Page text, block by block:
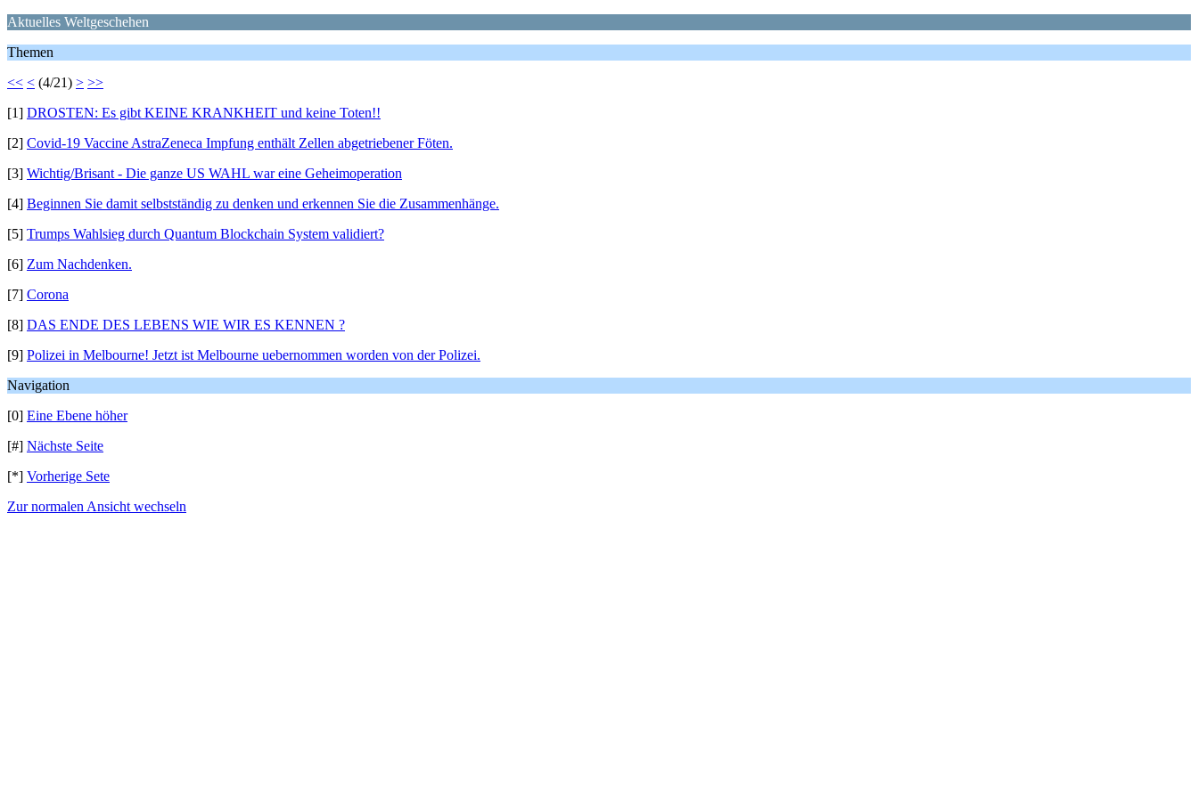
Aktuelles Weltgeschehen
Themen
<< < (4/21) > >>
[1] DROSTEN: Es gibt KEINE KRANKHEIT und keine Toten!!
[2] Covid-19 Vaccine AstraZeneca Impfung enthält Zellen abgetriebener Föten.
[3] Wichtig/Brisant - Die ganze US WAHL war eine Geheimoperation
[4] Beginnen Sie damit selbstständig zu denken und erkennen Sie die Zusammenhänge.
[5] Trumps Wahlsieg durch Quantum Blockchain System validiert?
[6] Zum Nachdenken.
[7] Corona
[8] DAS ENDE DES LEBENS WIE WIR ES KENNEN ?
[9] Polizei in Melbourne! Jetzt ist Melbourne uebernommen worden von der Polizei.
Navigation
[0] Eine Ebene höher
[#] Nächste Seite
[*] Vorherige Sete
Zur normalen Ansicht wechseln